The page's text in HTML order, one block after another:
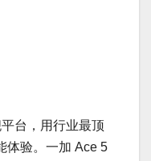
台，用行业最顶
体验。一加 Ace 5